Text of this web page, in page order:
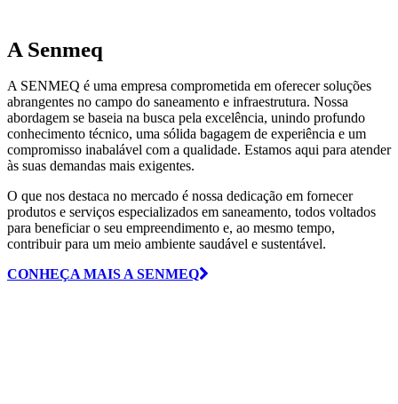
A Senmeq
A SENMEQ é uma empresa comprometida em oferecer soluções
abrangentes no campo do saneamento e infraestrutura. Nossa
abordagem se baseia na busca pela excelência, unindo profundo
conhecimento técnico, uma sólida bagagem de experiência e um
compromisso inabalável com a qualidade. Estamos aqui para atender
às suas demandas mais exigentes.
O que nos destaca no mercado é nossa dedicação em fornecer
produtos e serviços especializados em saneamento, todos voltados
para beneficiar o seu empreendimento e, ao mesmo tempo,
contribuir para um meio ambiente saudável e sustentável.
CONHEÇA MAIS A SENMEQ